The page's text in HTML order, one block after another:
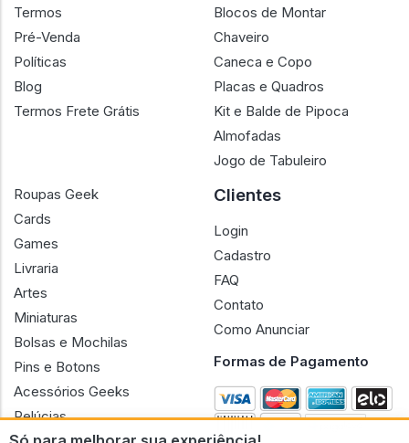
Termos
Pré-Venda
Políticas
Blog
Termos Frete Grátis
Blocos de Montar
Chaveiro
Caneca e Copo
Placas e Quadros
Kit e Balde de Pipoca
Almofadas
Jogo de Tabuleiro
Roupas Geek
Cards
Games
Livraria
Artes
Miniaturas
Bolsas e Mochilas
Pins e Botons
Acessórios Geeks
Pelúcias
Clientes
Login
Cadastro
FAQ
Contato
Como Anunciar
Formas de Pagamento